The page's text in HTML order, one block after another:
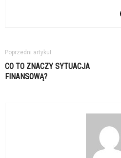
Poprzedni artykuł
CO TO ZNACZY SYTUACJA
FINANSOWĄ?